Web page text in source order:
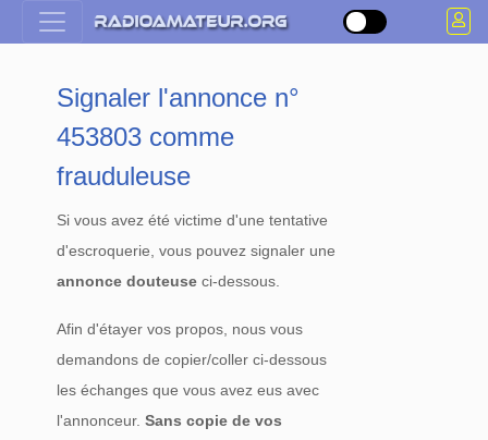
Signaler l'annonce n°
453803 comme
frauduleuse
Si vous avez été victime d'une tentative
d'escroquerie, vous pouvez signaler une
annonce douteuse ci-dessous.
Afin d'étayer vos propos, nous vous
demandons de copier/coller ci-dessous
les échanges que vous avez eus avec
l'annonceur.Sans copie de vos